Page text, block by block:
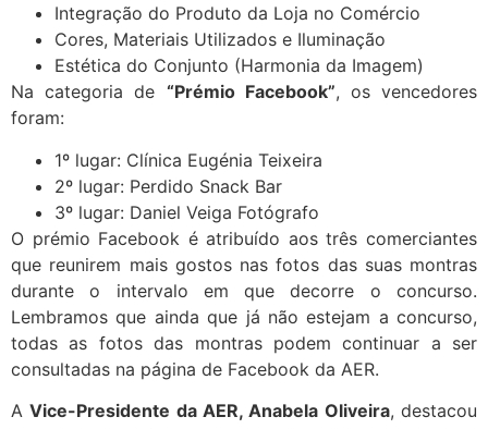
Integração do Produto da Loja no Comércio
Cores, Materiais Utilizados e Iluminação
Estética do Conjunto (Harmonia da Imagem)
Na categoria de “Prémio Facebook”, os vencedores
foram:
1º lugar: Clínica Eugénia Teixeira
2º lugar: Perdido Snack Bar
3º lugar: Daniel Veiga Fotógrafo
O prémio Facebook é atribuído aos três comerciantes
que reunirem mais gostos nas fotos das suas montras
durante o intervalo em que decorre o concurso.
Lembramos que ainda que já não estejam a concurso,
todas as fotos das montras podem continuar a ser
consultadas na página de Facebook da AER.
AVice-Presidente da AER, Anabela Oliveira, destacou